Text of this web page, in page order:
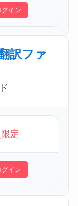
グイン
訳ファ
定
グイン